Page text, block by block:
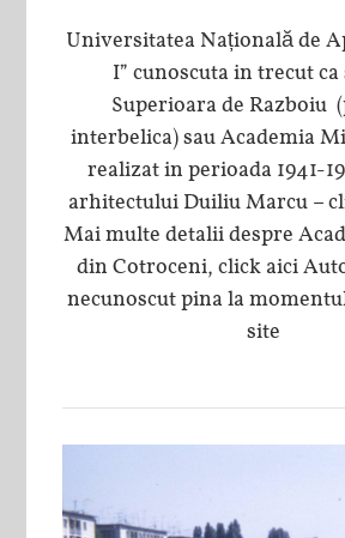
Universitatea Națională de
I” cunoscuta in trecut ca
Superioara de Razboiu
interbelica) sau Academia
realizat in perioada 1941-
arhitectului Duiliu Marcu –
Mai multe detalii despre
din Cotroceni, click aici
necunoscut pina la
site